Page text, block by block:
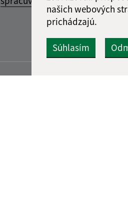
našich webových
prichádzajú.
Súhlasím